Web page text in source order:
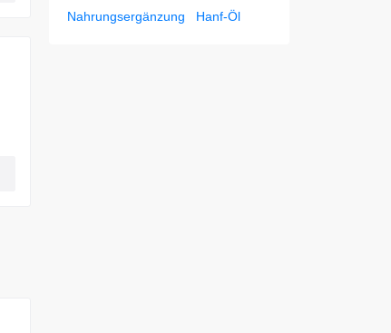
Nahrungsergänzung
Hanf-Öl